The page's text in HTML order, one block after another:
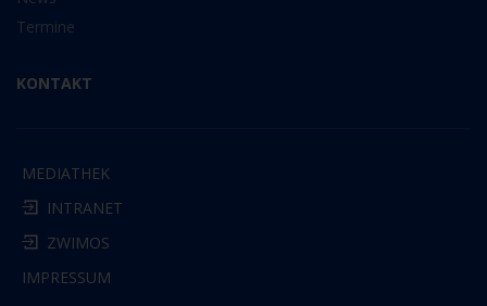
Termine
KONTAKT
MEDIATHEK
INTRANET
ZWIMOS
IMPRESSUM